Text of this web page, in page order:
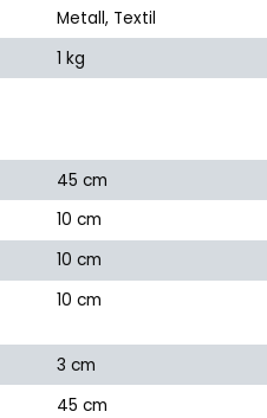
Metall, Textil
1 kg
45 cm
10 cm
10 cm
10 cm
3 cm
45 cm